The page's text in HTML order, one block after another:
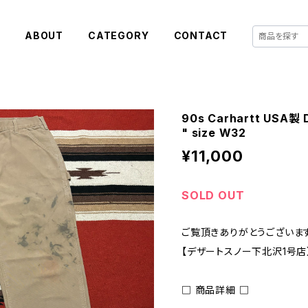
ABOUT CATEGORY CONTACT
90s Carhartt USA製
" size W32
¥11,000
SOLD OUT
ご覧頂きありがとうございます
【デザートスノー下北沢1号店】
□ 商品詳細 □